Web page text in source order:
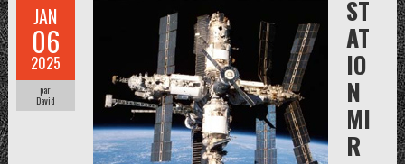
JAN
06
2025
par
David
ST
AT
IO
N
MI
R